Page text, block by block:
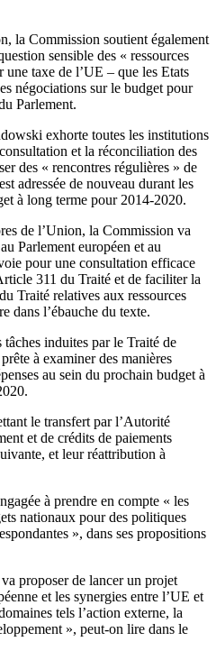
la Commission soutient également
sensible des « ressources
taxe de l’UE – que les Etats
négociations sur le budget pour
Parlement.
exhorte toutes les institutions
et la réconciliation des
des « rencontres régulières » de
adressée de nouveau durant les
à long terme pour 2014-2020.
de l’Union, la Commission va
Parlement européen et au
pour une consultation efficace
311 du Traité et de faciliter la
Traité relatives aux ressources
dans l’ébauche du texte.
induites par le Traité de
à examiner des manières
au sein du prochain budget à
le transfert par l’Autorité
et de crédits de paiements
et leur réattribution à
à prendre en compte « les
nationaux pour des politiques
», dans ses propositions
proposer de lancer un projet
et les synergies entre l’UE et
tels l’action externe, la
», peut-on lire dans le